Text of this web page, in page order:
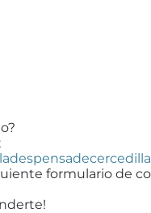
formulario de